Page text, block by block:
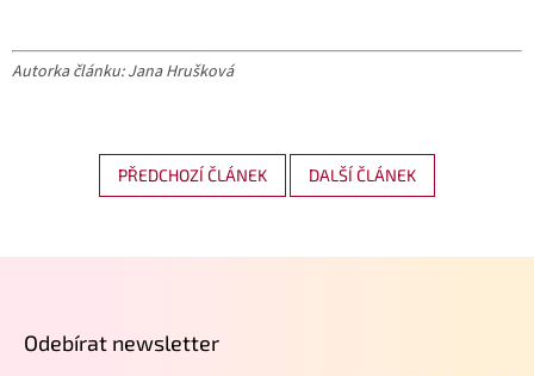
Autorka článku: Jana Hrušková
PŘEDCHOZÍ ČLÁNEK DALŠÍ ČLÁNEK
Odebírat newsletter